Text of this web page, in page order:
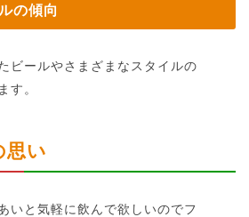
の傾向
ビールやさまざまなスタイルの
す。
思い
いと気軽に飲んで欲しいのでフ